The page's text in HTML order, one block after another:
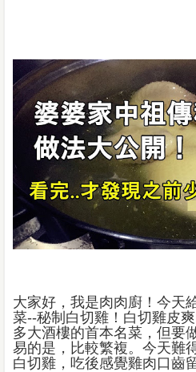
大家好，我是肉肉廚！今天
菜--秘制白切雞！白切雞皮
多大酒樓的首本名菜，但要
易的是，比較繁複。今天難
白切雞，吃後感覺雞肉口齒